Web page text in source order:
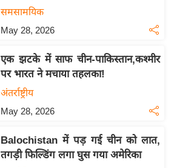
समसामयिक
May 28, 2026
एक झटके में साफ चीन-पाकिस्तान,कश्मीर
पर भारत ने मचाया तहलका!
अंतर्राष्ट्रीय
May 28, 2026
Balochistan में पड़ गई चीन को लात,
तगड़ी फिल्डिंग लगा घुस गया अमेरिका